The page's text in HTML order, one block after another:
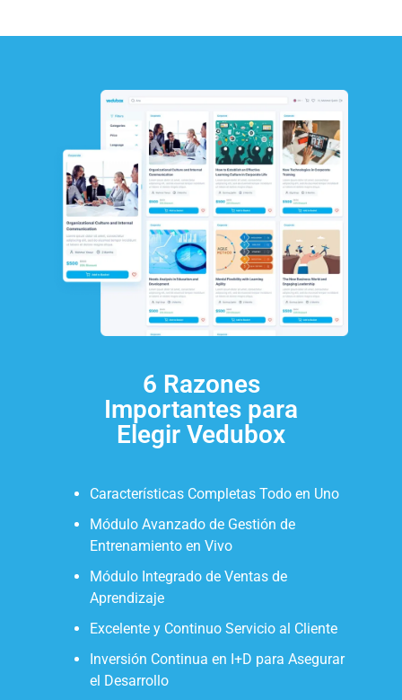
6 Razones
Importantes para
Elegir Vedubox
Características Completas Todo en Uno
Módulo Avanzado de Gestión de
Entrenamiento en Vivo
Módulo Integrado de Ventas de
Aprendizaje
Excelente y Continuo Servicio al Cliente
Inversión Continua en I+D para Asegurar
el Desarrollo